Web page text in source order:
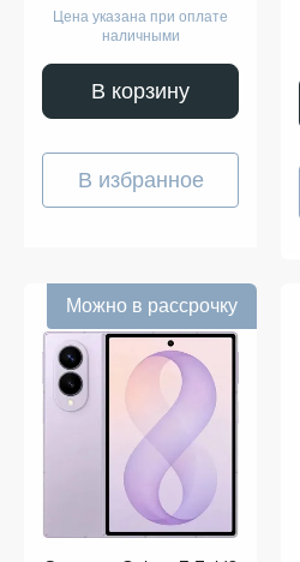
Цена указана при оплате
наличными
В корзину
В избранное
Можно в рассрочку